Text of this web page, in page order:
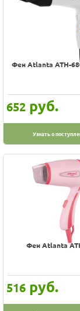
Фен Atlanta ATH-
652 руб.
Узнать о
Фен Atlanta
516 руб.